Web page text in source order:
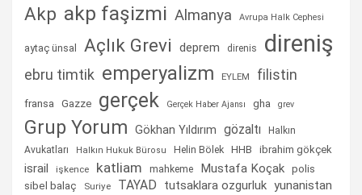
Akp akp faşizmi Almanya Avrupa Halk Cephesi
aytaç ünsal Açlık Grevi deprem direnis direniş
ebru timtik emperyalizm EYLEM filistin
fransa Gazze gerçek Gerçek Haber Ajansı gha grev
Grup Yorum Gökhan Yıldırım gözaltı
Halkın
Avukatları
Halkın Hukuk Bürosu Helin Bölek HHB ibrahim gökçek
israil işkence katliam mahkeme Mustafa Koçak polis
sibel balaç Suriye TAYAD tutsaklara ozgurluk yunanistan